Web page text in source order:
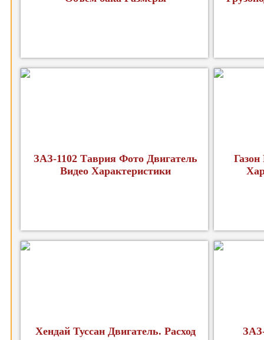
ЗАЗ-1102 Таврия Фото Двигатель
Видео Характеристики
Хендай Туссан Двигатель. Расход